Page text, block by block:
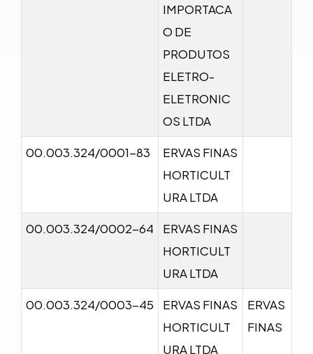
IMPORTACA
O DE
PRODUTOS
ELETRO-
ELETRONIC
OS LTDA
00.003.324/0001-83
ERVAS FINAS
HORTICULT
URA LTDA
00.003.324/0002-64
ERVAS FINAS
HORTICULT
URA LTDA
00.003.324/0003-45
ERVAS FINAS
HORTICULT
URA LTDA
ERVAS
FINAS